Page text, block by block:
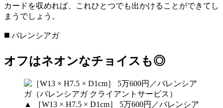
カードを収めれば、これひとつでも出かけることができてし
まうでしょう。
◼️ バレンシアガ
オフはネオンなチョイスも◎
▲ ［W13 × H7.5 × D1cm］ 5万600円／バレンシア